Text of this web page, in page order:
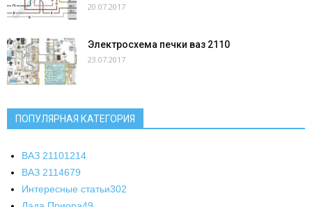
20.07.2017
Электросхема печки ваз 2110
23.07.2017
ПОПУЛЯРНАЯ КАТЕГОРИЯ
ВАЗ 21101214
ВАЗ 2114679
Интересные статьи302